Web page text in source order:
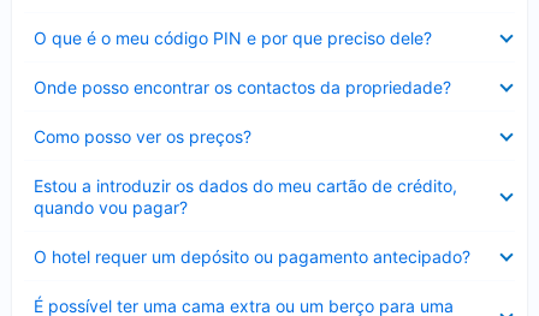
O que é o meu código PIN e por que preciso dele?
fechado
Onde posso encontrar os contactos da propriedade?
fechado
Como posso ver os preços?
fechado
Estou a introduzir os dados do meu cartão de crédito,
quando vou pagar?
fechado
O hotel requer um depósito ou pagamento antecipado?
fechado
É possível ter uma cama extra ou um berço para uma
Elemento